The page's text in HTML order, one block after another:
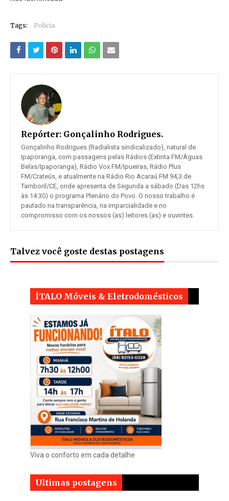
Tags: Policia.
Repórter: Gonçalinho Rodrigues.
Gonçalinho Rodrigues (Radialista sindicalizado), natural de
Ipaporanga, com passagens pelas Rádios (Extinta FM/Águas
Belas/Ipaporanga), Rádio Vox FM/Ipueiras, Rádio Plus
FM/Crateús, e atualmente na Rádio Rio Acaraú FM 94,3 de
Tamboril/CE, onde apresenta de Segunda a sábado (Das 12hs
às 14:30) o programa Plenário do Povo. O nosso trabalho é
pautado na transparência, na imparcialidade e no
compromisso com os nossos (as) leitores (as) e ouvintes.
Talvez você goste destas postagens
ÍTALO Móveis & Eletrodomésticos
Viva o conforto em cada detalhe
Ultimas postagens